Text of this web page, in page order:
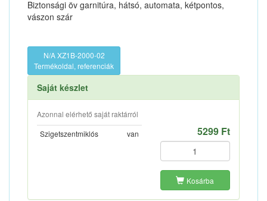
Biztonsági öv garnitúra, hátsó, automata, kétpontos,
vászon szár
N/A XZ1B-2000-02
Termékoldal, referenciák
Saját készlet
Azonnal elérhető saját raktárról
Szigetszentmiklós
van 5299 Ft
Kosárba